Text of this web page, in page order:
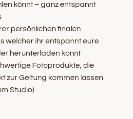
könnt – ganz entspannt
persönlichen finalen
welcher ihr entspannt eure
herunterladen könnt
Fotoprodukte, die
zur Geltung kommen lassen
Studio)